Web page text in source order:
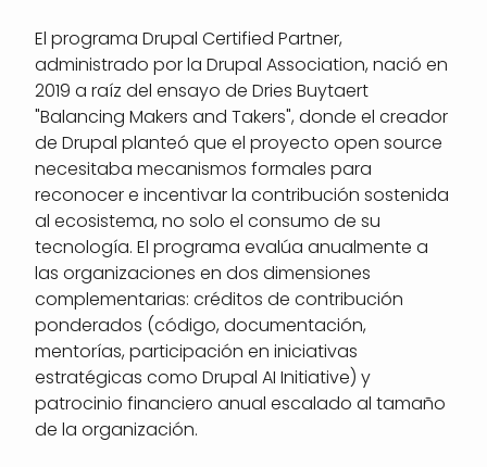
El programa Drupal Certified Partner,
administrado por la Drupal Association, nació en
2019 a raíz del ensayo de Dries Buytaert
"Balancing Makers and Takers", donde el creador
de Drupal planteó que el proyecto open source
necesitaba mecanismos formales para
reconocer e incentivar la contribución sostenida
al ecosistema, no solo el consumo de su
tecnología. El programa evalúa anualmente a
las organizaciones en dos dimensiones
complementarias: créditos de contribución
ponderados (código, documentación,
mentorías, participación en iniciativas
estratégicas como Drupal AI Initiative) y
patrocinio financiero anual escalado al tamaño
de la organización.